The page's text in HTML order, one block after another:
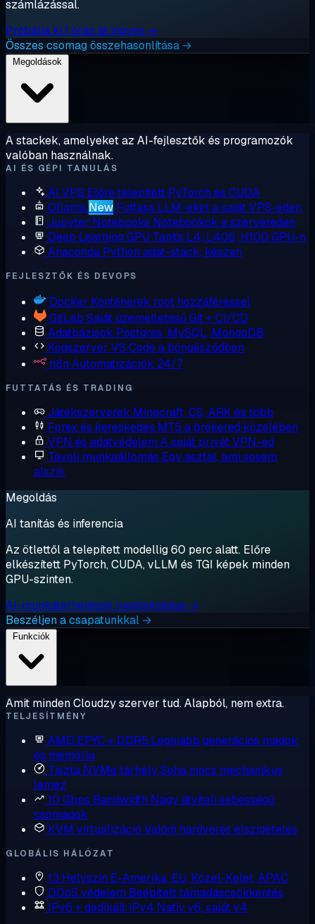
számlázással.
Próbálja ki 1 órán át ingyen →
Összes csomag összehasonlítása →
A stackek, amelyeket az AI-fejlesztők és programozók
valóban használnak.
AI ÉS GÉPI TANULÁS
AI VPS Előre telepített PyTorch és CUDA
Ollama New Futtass LLM-eket a saját VPS-eden
Jupyter Notebooks Notebookok a szervereden
Deep Learning GPU Taníts L4, L40S, H100 GPU-n
Anaconda Python adat-stack, készen
FEJLESZTŐK ÉS DEVOPS
Docker Konténerek root hozzáféréssel
GitLab Saját üzemeltetésű Git + CI/CD
Adatbázisok Postgres, MySQL, MongoDB
Kódszerver VS Code a böngésződben
n8n Automatizációk 24/7
FUTTATÁS ÉS TRADING
Játékszerverek Minecraft, CS, ARK és több
Forex és kereskedés MT5 a brókered közelében
VPN és adatvédelem A saját privát VPN-ed
Távoli munkaállomás Egy asztal, ami sosem
alszik
Megoldás
AI tanítás és inferencia
Az ötlettől a telepített modellig 60 perc alatt. Előre
elkészített PyTorch, CUDA, vLLM és TGI képek minden
GPU-szinten.
AI-munkaterhelések megtekintése →
Beszéljen a csapatunkkal →
Amit minden Cloudzy szerver tud. Alapból, nem extra.
TELJESÍTMÉNY
AMD EPYC + DDR5 Legújabb generációs magok
és memória
Tiszta NVMe tárhelySoha nincs mechanikus
lemez
10 Gbps Bandwidth Nagy átviteli sebességű
csomagok
KVM virtualizáció Valódi hardveres elszigetelés
GLOBÁLIS HÁLÓZAT
13 Helyszín É-Amerika, EU, Közel-Kelet, APAC
DDoS védelem Beépített támadáscsökkentés
IPv6 + dedikált IPv4 Natív v6, saját v4